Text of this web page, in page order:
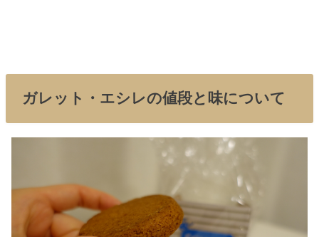
ガレット・エシレの値段と味について